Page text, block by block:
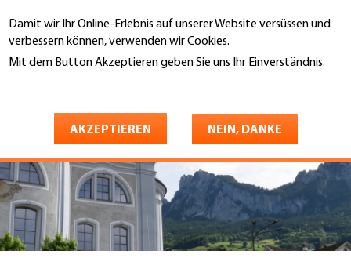
Damit wir Ihr Online-Erlebnis auf unserer Website versüssen und
verbessern können, verwenden wir Cookies.
Mit dem Button Akzeptieren geben Sie uns Ihr Einverständnis.
AKZEPTIEREN NEIN, DANKE
zum
Inhalt